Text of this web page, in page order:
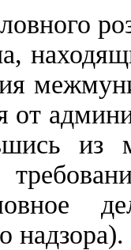
надзора).